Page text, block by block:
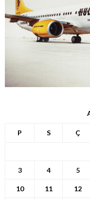
P S Ç
3 4 5
10 11 12